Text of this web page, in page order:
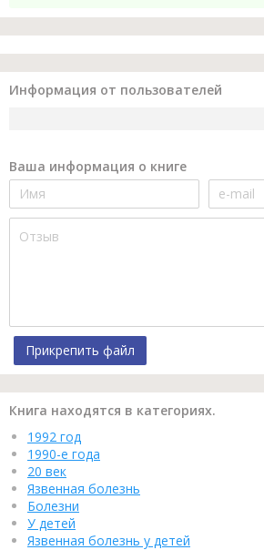
Информация от пользователей
Ваша информация о книге
Прикрепить файл
Книга находятся в категориях.
1992 год
1990-е года
20 век
Язвенная болезнь
Болезни
У детей
Язвенная болезнь у детей